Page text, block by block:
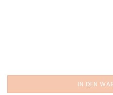
IN DEN